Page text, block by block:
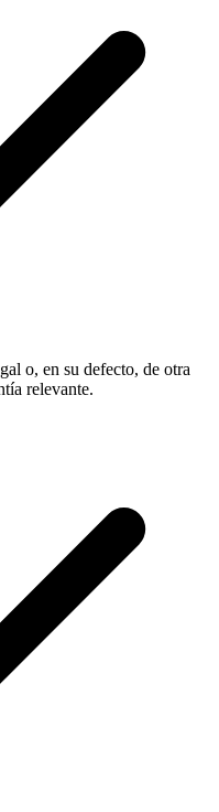
o, en su defecto, de otra
relevante.